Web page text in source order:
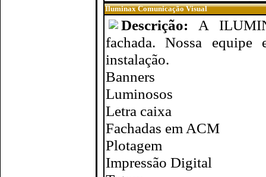
Iluminax Comunicação Visual
Descrição: A
fachada. Nossa
instalação.
Banners
Luminosos
Letra caixa
Fachadas em ACM
Plotagem
Impressão Digital